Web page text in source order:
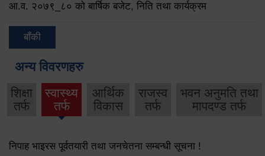
आ.व. २०७९‌_८० को बार्षिक बजेट, निति तथा कार्यक्रम
बाँकी
अन्य विवरणहरु
शिक्षा
तर्फ
स्वास्थ्य
तर्फ
आर्थिक
विकास
राजस्व
तर्फ
भवन अनुमति तथा
मापदण्ड तर्फ
निपाह भाइरस पूर्वतयारी तथा जनचेतना सम्बन्धी सूचना !